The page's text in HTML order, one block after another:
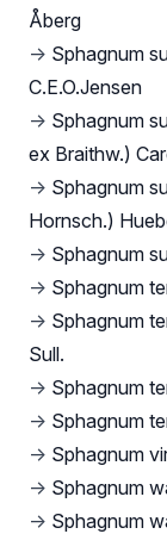
Åberg
→ Sphagnum
C.E.O.Jensen
→ Sphagnum
ex Braithw.)
→ Sphagnum
Hornsch.)
→ Sphagnum
→ Sphagnum
→ Sphagnum
Sull.
→ Sphagnum
→ Sphagnum
→ Sphagnum
→ Sphagnum
→ Sphagnum